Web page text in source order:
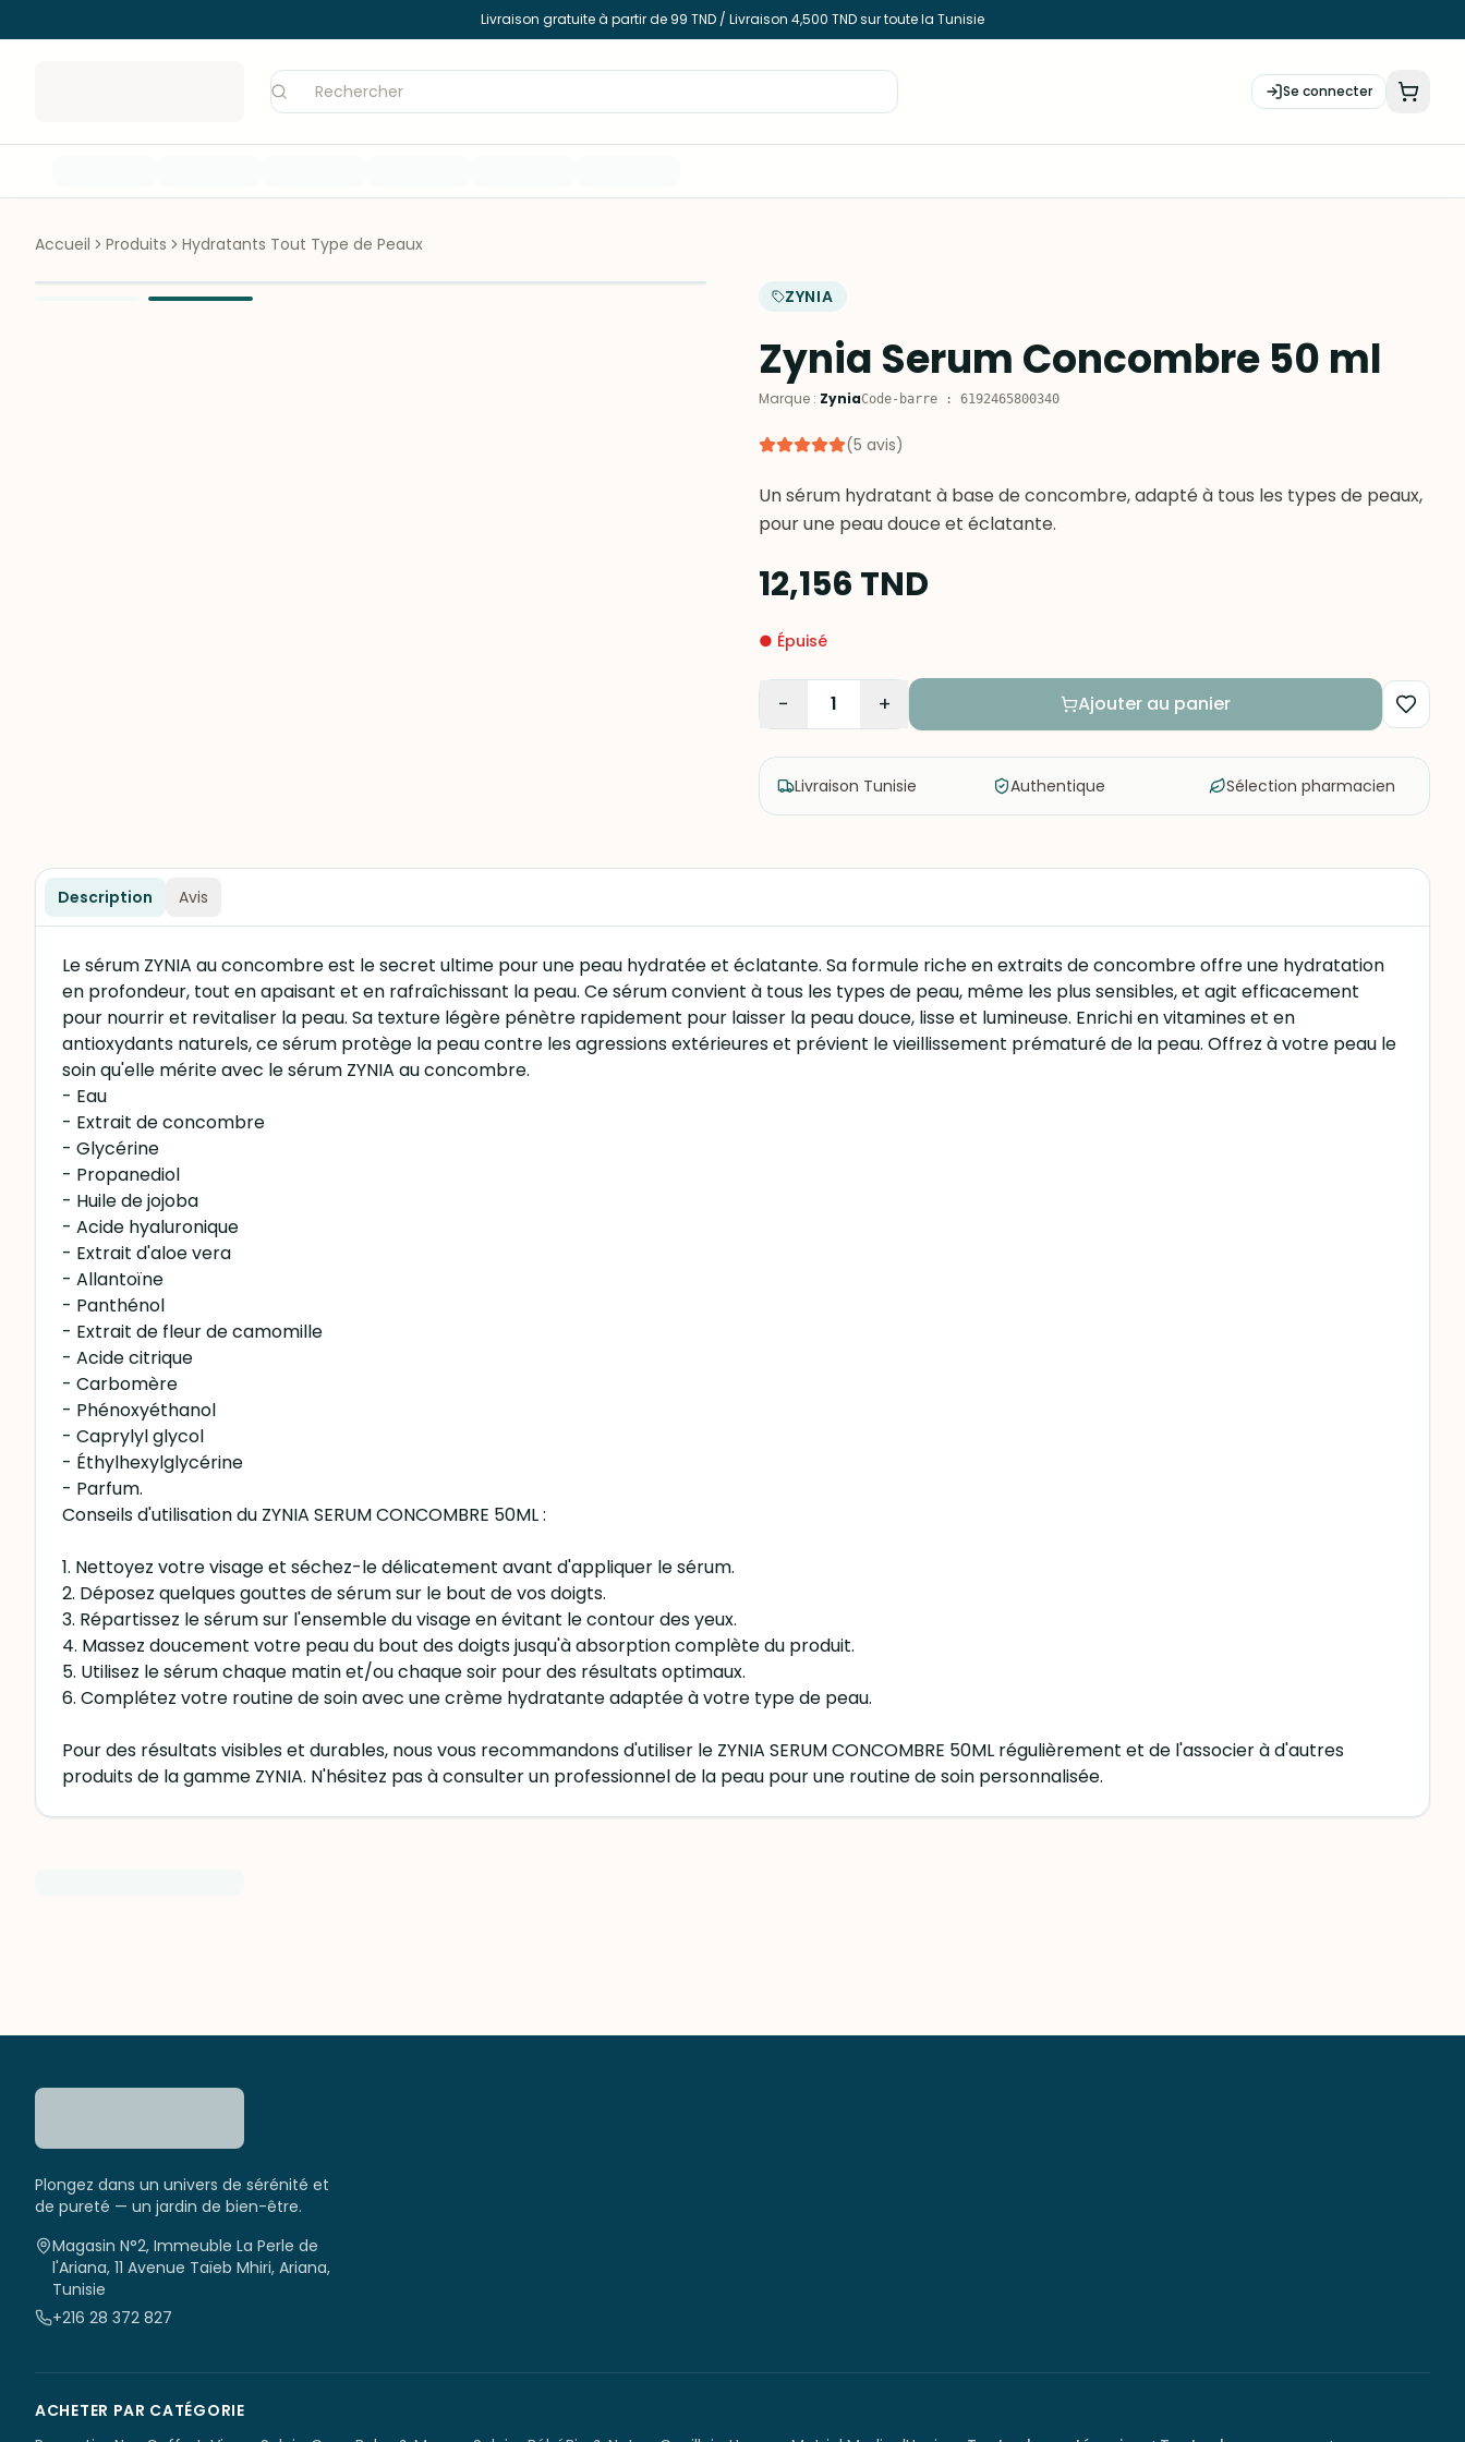
Livraison gratuite à partir de 99 TND / Livraison 4,500 TND sur toute la Tunisie
Se connecter
Accueil Produits Hydratants Tout Type de Peaux
ZYNIA
Zynia Serum Concombre 50 ml
Marque : ZyniaCode-barre : 6192465800340
(5 avis)
Un sérum hydratant à base de concombre, adapté à tous les types de peaux,
pour une peau douce et éclatante.
12,156 TND
● Épuisé
− 1 + Ajouter au panier
Livraison Tunisie Authentique Sélection pharmacien
Description Avis
Le sérum ZYNIA au concombre est le secret ultime pour une peau hydratée et éclatante. Sa formule riche en extraits de concombre offre une hydratation
en profondeur, tout en apaisant et en rafraîchissant la peau. Ce sérum convient à tous les types de peau, même les plus sensibles, et agit efficacement
pour nourrir et revitaliser la peau. Sa texture légère pénètre rapidement pour laisser la peau douce, lisse et lumineuse. Enrichi en vitamines et en
antioxydants naturels, ce sérum protège la peau contre les agressions extérieures et prévient le vieillissement prématuré de la peau. Offrez à votre peau le
soin qu'elle mérite avec le sérum ZYNIA au concombre.
- Eau
- Extrait de concombre
- Glycérine
- Propanediol
- Huile de jojoba
- Acide hyaluronique
- Extrait d'aloe vera
- Allantoïne
- Panthénol
- Extrait de fleur de camomille
- Acide citrique
- Carbomère
- Phénoxyéthanol
- Caprylyl glycol
- Éthylhexylglycérine
- Parfum.
Conseils d'utilisation du ZYNIA SERUM CONCOMBRE 50ML :
1. Nettoyez votre visage et séchez-le délicatement avant d'appliquer le sérum.
2. Déposez quelques gouttes de sérum sur le bout de vos doigts.
3. Répartissez le sérum sur l'ensemble du visage en évitant le contour des yeux.
4. Massez doucement votre peau du bout des doigts jusqu'à absorption complète du produit.
5. Utilisez le sérum chaque matin et/ou chaque soir pour des résultats optimaux.
6. Complétez votre routine de soin avec une crème hydratante adaptée à votre type de peau.
Pour des résultats visibles et durables, nous vous recommandons d'utiliser le ZYNIA SERUM CONCOMBRE 50ML régulièrement et de l'associer à d'autres
produits de la gamme ZYNIA. N'hésitez pas à consulter un professionnel de la peau pour une routine de soin personnalisée.
Plongez dans un univers de sérénité et
de pureté — un jardin de bien-être.
Magasin N°2, Immeuble La Perle de
l'Ariana, 11 Avenue Taïeb Mhiri, Ariana,
Tunisie
+216 28 372 827
ACHETER PAR CATÉGORIE